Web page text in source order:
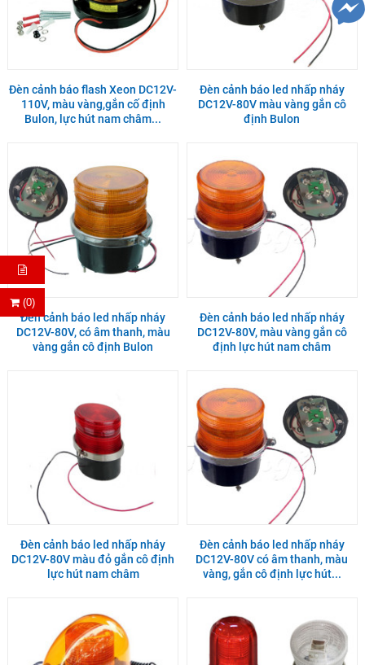
(0)
Đèn cảnh báo flash Xeon DC12V-
110V, màu vàng,gắn cố định
Bulon, lực hút nam châm...
Đèn cảnh báo led nhấp nháy
DC12V-80V màu vàng gắn cô
định Bulon
Đèn cảnh báo led nhấp nháy
DC12V-80V, có âm thanh, màu
vàng gắn cô định Bulon
Đèn cảnh báo led nhấp nháy
DC12V-80V, màu vàng gắn cô
định lực hút nam châm
Đèn cảnh báo led nhấp nháy
DC12V-80V màu đỏ gắn cô định
lực hút nam châm
Đèn cảnh báo led nhấp nháy
DC12V-80V có âm thanh, màu
vàng, gắn cô định lực hút...